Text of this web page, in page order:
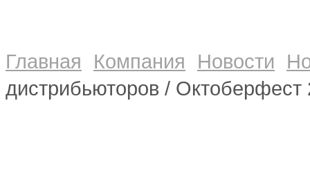
Главная Компания Новости
дистрибьюторов / Октоберфест